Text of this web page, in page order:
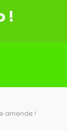
!
amende !